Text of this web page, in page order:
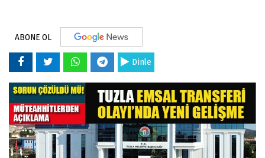
ABONE OL
Dinle